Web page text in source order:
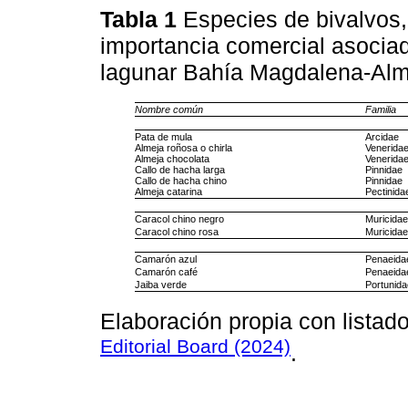
Tabla 1 Especies de
importancia comercial
lagunar Bahía Magdalena-
Nombre común Familia
Pata de mula
Almeja roñosa o chirla
Almeja chocolata
Callo de hacha larga
Callo de hacha chino
Almeja catarina
Arcidae
Pinnidae
Pinnidae
Caracol chino negro
Muricidae
Caracol chino rosa
Muricidae
Camarón azul
Camarón café
Jaiba verde
Elaboración propia con
Editorial Board (2024).